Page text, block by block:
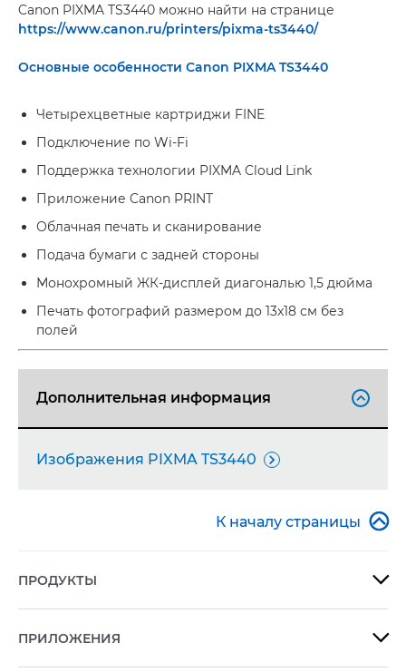
Canon PIXMA TS3440 можно найти на странице
https://www.canon.ru/printers/pixma-ts3440/
Основные особенности Canon PIXMA TS3440
Четырехцветные картриджи FINE
Подключение по Wi-Fi
Поддержка технологии PIXMA Cloud Link
Приложение Canon PRINT
Облачная печать и сканирование
Подача бумаги с задней стороны
Монохромный ЖК-дисплей диагональю 1,5 дюйма
Печать фотографий размером до 13x18 см без
полей
Дополнительная информация 
Изображения PIXMA TS3440 
К началу страницы 
ПРОДУКТЫ 
ПРИЛОЖЕНИЯ 